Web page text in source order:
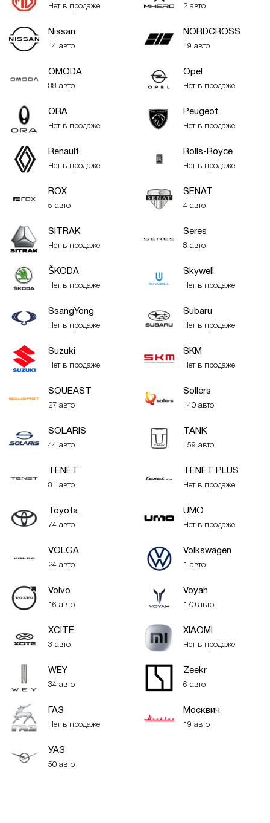
Нет в продаже 2 авто
Nissan
14 авто
NORDCROSS
19 авто
OMODA
88 авто
Opel
Нет в продаже
ORA
Нет в продаже
Peugeot
Нет в продаже
Renault
Нет в продаже
Rolls-Royce
Нет в продаже
ROX
5 авто
SENAT
4 авто
SITRAK
Нет в продаже
Seres
8 авто
ŠKODA
Нет в продаже
Skywell
Нет в продаже
SsangYong
Нет в продаже
Subaru
Нет в продаже
Suzuki
Нет в продаже
SKM
Нет в продаже
SOUEAST
27 авто
Sollers
140 авто
SOLARIS
44 авто
TANK
159 авто
TENET
81 авто
TENET PLUS
Нет в продаже
Toyota
74 авто
UMO
Нет в продаже
VOLGA
24 авто
Volkswagen
1 авто
Volvo
16 авто
Voyah
170 авто
XСITE
3 авто
XIAOMI
Нет в продаже
WEY
34 авто
Zeekr
6 авто
ГАЗ
Нет в продаже
Москвич
19 авто
УАЗ
50 авто